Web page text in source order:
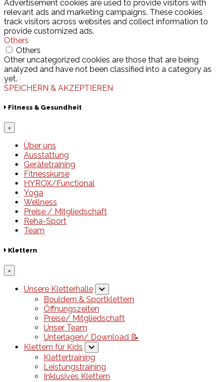
Advertisement cookies are used to provide visitors with
relevant ads and marketing campaigns. These cookies
track visitors across websites and collect information to
provide customized ads.
Others
Others
Other uncategorized cookies are those that are being
analyzed and have not been classified into a category as
yet.
SPEICHERN & AKZEPTIEREN
Fitness & Gesundheit
×
Über uns
Ausstattung
Gerätetraining
Fitnesskurse
HYROX/Functional
Yoga
Wellness
Preise / Mitgliedschaft
Reha-Sport
Team
Klettern
×
Unsere Kletterhalle
Bouldern & Sportklettern
Öffnungszeiten
Preise/ Mitgliedschaft
Unser Team
Unterlagen/ Download 📝
Klettern für Kids
Klettertraining
Leistungstraining
Inklusives Klettern